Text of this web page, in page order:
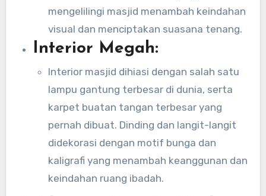
mengelilingi masjid menambah keindahan
visual dan menciptakan suasana tenang.
Interior Megah:
Interior masjid dihiasi dengan salah satu
lampu gantung terbesar di dunia, serta
karpet buatan tangan terbesar yang
pernah dibuat. Dinding dan langit-langit
didekorasi dengan motif bunga dan
kaligrafi yang menambah keanggunan dan
keindahan ruang ibadah.